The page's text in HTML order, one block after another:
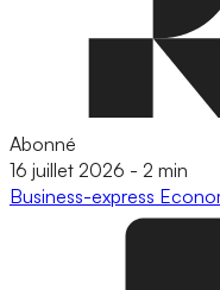
Abonné
16 juillet 2026 - 2 min
Business-express